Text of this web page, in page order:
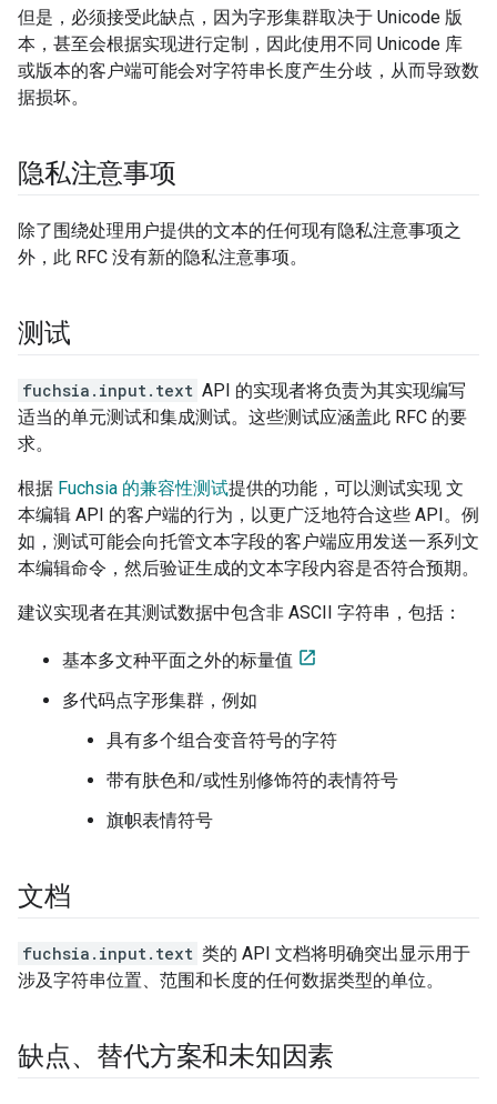
但是，必须接受此缺点，因为字形集群取决于 Unicode 版
本，甚至会根据实现进行定制，因此使用不同 Unicode 库
或版本的客户端可能会对字符串长度产生分歧，从而导致数
据损坏。
隐私注意事项
除了围绕处理用户提供的文本的任何现有隐私注意事项之
外，此 RFC 没有新的隐私注意事项。
测试
fuchsia.input.text API 的实现者将负责为其实现编写
适当的单元测试和集成测试。这些测试应涵盖此 RFC 的要
求。
根据 Fuchsia 的兼容性测试提供的功能，可以测试实现 文
本编辑 API 的客户端的行为，以更广泛地符合这些 API。例
如，测试可能会向托管文本字段的客户端应用发送一系列文
本编辑命令，然后验证生成的文本字段内容是否符合预期。
建议实现者在其测试数据中包含非 ASCII 字符串，包括：
基本多文种平面之外的标量值
多代码点字形集群，例如
具有多个组合变音符号的字符
带有肤色和/或性别修饰符的表情符号
旗帜表情符号
文档
fuchsia.input.text 类的 API 文档将明确突出显示用于
涉及字符串位置、范围和长度的任何数据类型的单位。
缺点、替代方案和未知因素